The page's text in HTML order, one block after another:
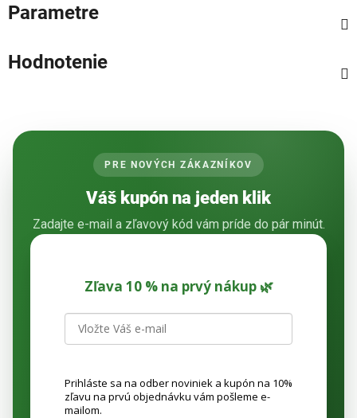
Parametre
Hodnotenie
PRE NOVÝCH ZÁKAZNÍKOV
Váš kupón na jeden klik
Zadajte e-mail a zľavový kód vám príde do pár minút.
Zľava 10 % na prvý nákup 🌿
Prihláste sa na odber noviniek a kupón na 10%
zľavu na prvú objednávku vám pošleme e-
mailom.